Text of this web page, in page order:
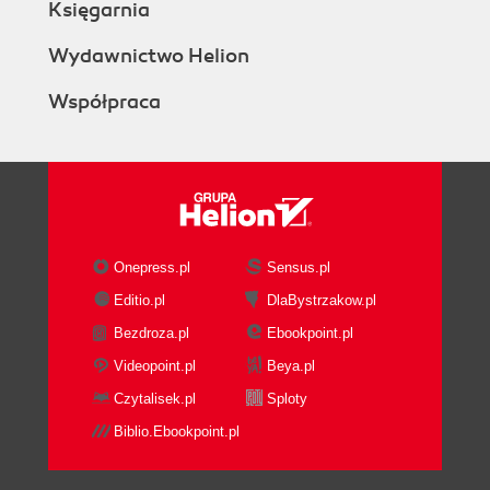
Księgarnia
Wydawnictwo Helion
Współpraca
Onepress.pl
Sensus.pl
Editio.pl
DlaBystrzakow.pl
Bezdroza.pl
Ebookpoint.pl
Videopoint.pl
Beya.pl
Czytalisek.pl
Sploty
Biblio.Ebookpoint.pl